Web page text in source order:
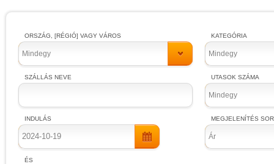
ORSZÁG, [RÉGIÓ] VAGY VÁROS
Mindegy
SZÁLLÁS NEVE
INDULÁS
ÉS
KATEGÓRIA
Mindegy
UTASOK SZÁMA
Mindegy
MEGJELENÍTÉS
Ár